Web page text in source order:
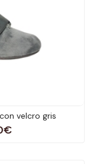
velcro gris